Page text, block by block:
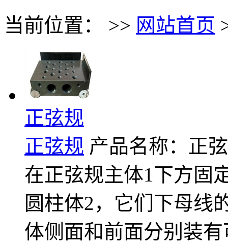
当前位置： >> 网站首页
正弦规
正弦规 产品名称：正
在正弦规主体1下方固
圆柱体2，它们下母线
体侧面和前面分别装